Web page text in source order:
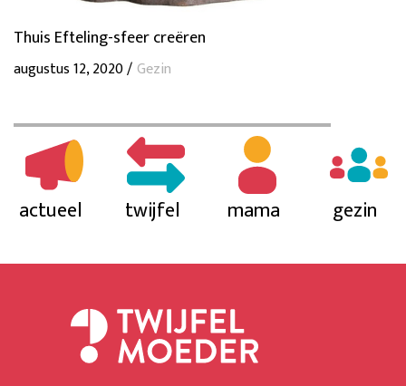
Thuis Efteling-sfeer creëren
augustus 12, 2020 /Gezin
actueel twijfel mama gezin